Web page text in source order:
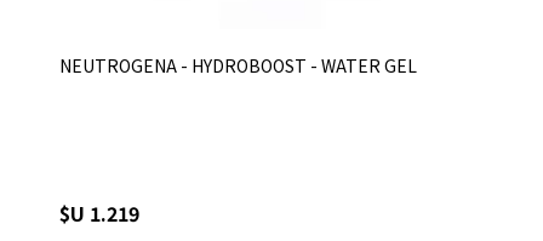
NEUTROGENA - HYDROBOOST - WATER GEL
$U 1.219